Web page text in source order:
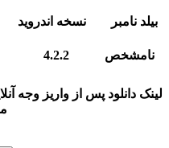
نسخه اندروید بیلد نامبر
4.2.2 نامشخص
لینک دانلود پس از واریز وجه